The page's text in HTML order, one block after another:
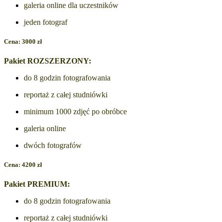
galeria online dla uczestników
jeden fotograf
Cena: 3000 zł
Pakiet ROZSZERZONY:
do 8 godzin fotografowania
reportaż z całej studniówki
minimum 1000 zdjęć po obróbce
galeria online
dwóch fotografów
Cena: 4200 zł
Pakiet PREMIUM:
do 8 godzin fotografowania
reportaż z całej studniówki